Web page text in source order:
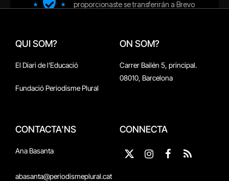
QUI SOM?
El Diari de l'Educació
Fundació Periodisme Plural
ON SOM?
Carrer Bailén 5, principal.
08010, Barcelona
CONTACTA'NS
Ana Basanta
abasanta@periodismeplural.cat
CONNECTA
X
InstagramFacebook
RSS